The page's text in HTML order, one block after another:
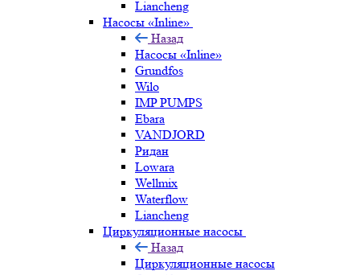
Liancheng
Насосы «Inline»
Назад
Насосы «Inline»
Grundfos
Wilo
IMP PUMPS
Ebara
VANDJORD
Ридан
Lowara
Wellmix
Waterflow
Liancheng
Циркуляционные насосы
Назад
Циркуляционные насосы